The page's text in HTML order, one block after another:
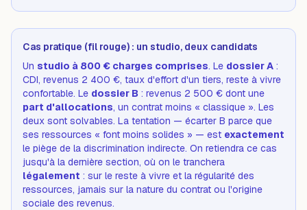
Cas pratique (fil rouge) : un studio, deux candidats
Un studio à 800 € charges comprises. Le dossier A :
CDI, revenus 2 400 €, taux d'effort d'un tiers, reste à vivre
confortable. Le dossier B : revenus 2 500 € dont une
part d'allocations, un contrat moins « classique ». Les
deux sont solvables. La tentation — écarter B parce que
ses ressources « font moins solides » — est exactement
le piège de la discrimination indirecte. On retiendra ce cas
jusqu'à la dernière section, où on le tranchera
légalement : sur le reste à vivre et la régularité des
ressources, jamais sur la nature du contrat ou l'origine
sociale des revenus.